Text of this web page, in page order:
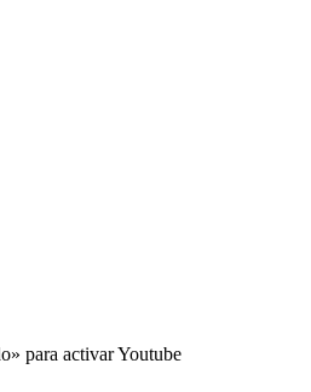
para activar Youtube